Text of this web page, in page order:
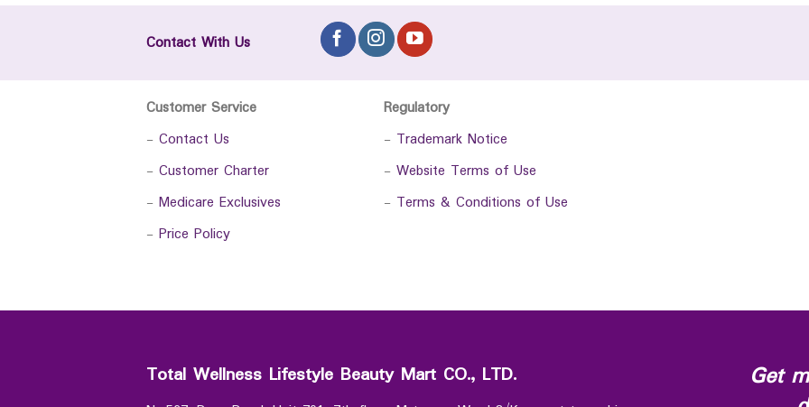
Contact With Us
Customer Service
- Contact Us
- Customer Charter
- Medicare Exclusives
- Price Policy
Regulatory
- Trademark Notice
- Website Terms of Use
- Terms & Conditions of Use
Total Wellness Lifestyle Beauty Mart CO., LTD.
Get